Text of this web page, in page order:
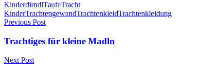
KinderdirndlTaufeTracht
KinderTrachtengewandTrachtenkleidTrachtenkleidung
Previous Post
Trachtiges für kleine Madln
Next Post